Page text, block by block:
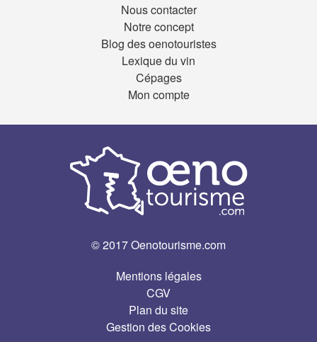
Nous contacter
Notre concept
Blog des oenotouristes
Lexique du vin
Cépages
Mon compte
© 2017 Oenotourisme.com
Mentions légales
CGV
Plan du site
Gestion des Cookies